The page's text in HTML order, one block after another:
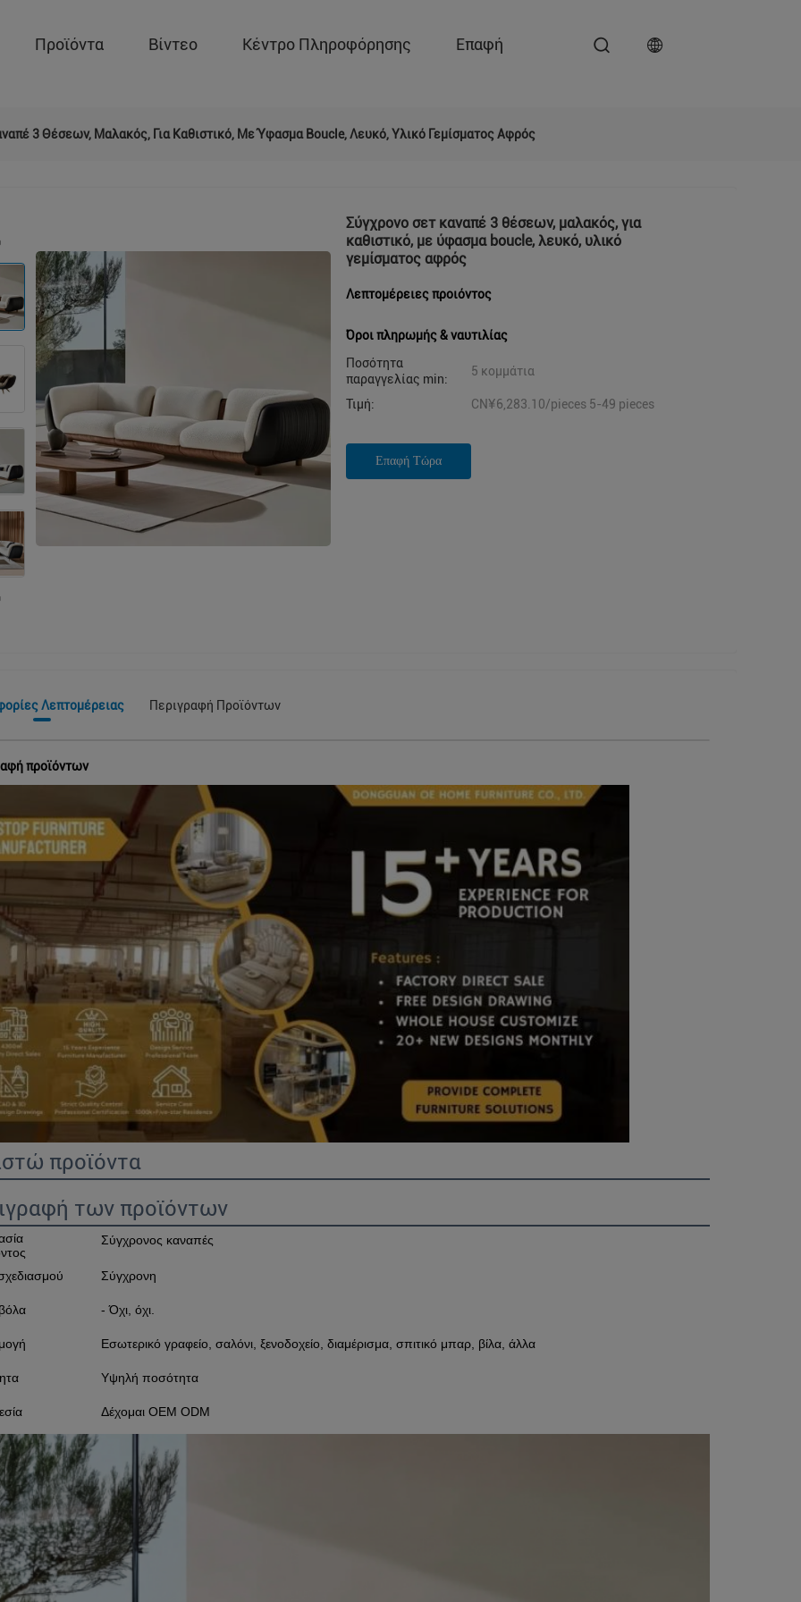
Προϊόντα Βίντεο Κέντρο Πληροφόρησης Επαφή
3 Θέσεων, Μαλακός, Για Καθιστικό, Με Ύφασμα Boucle, Λευκό, Υλικό Γεμίσματος Αφρός
Σύγχρονο σετ καναπέ 3 θέσεων, μαλακός, για
καθιστικό, με ύφασμα boucle, λευκό, υλικό
γεμίσματος αφρός
Λεπτομέρειες προιόντος
Όροι πληρωμής & ναυτιλίας
Ποσότητα
παραγγελίας min:
5 κομμάτια
Τιμή: CN¥6,283.10/pieces 5-49 pieces
Επαφή Τώρα
Λεπτομέρειας Περιγραφή Προϊόντων
προϊόντων
προϊόντα
των προϊόντων
Σύγχρονος καναπές
Σύγχρονη
- Όχι, όχι.
Εσωτερικό γραφείο, σαλόνι, ξενοδοχείο, διαμέρισμα, σπιτικό μπαρ, βίλα, άλλα
Υψηλή ποσότητα
Δέχομαι OEM ODM